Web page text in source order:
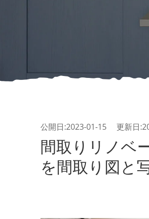
公開日:2023-01-15 更新日
間取りリノベ
を間取り図と